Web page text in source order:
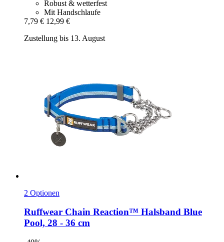
Robust & wetterfest
Mit Handschlaufe
7,79 € 12,99 €
Zustellung bis 13. August
2 Optionen
Ruffwear Chain Reaction™ Halsband Blue
Pool, 28 -​ 36 cm